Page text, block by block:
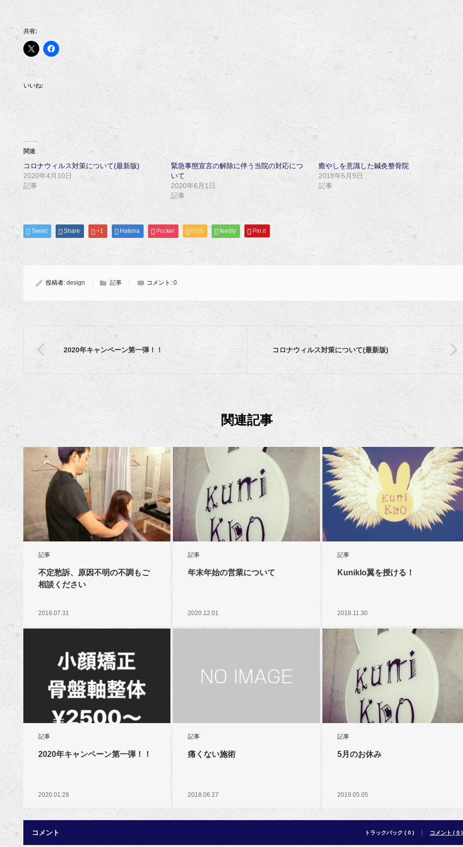
共有:
いいね:
関連
コロナウィルス対策について(最新版)
2020年4月10日
記事
緊急事態宣言の解除に伴う当院の対応につ
いて
2020年6月1日
記事
癒やしを意識した鍼灸整骨院
2018年5月9日
記事
Tweet Share +1 Hatena Pocket RSS feedly Pin it
投稿者: design 記事 コメント: 0
2020年キャンペーン第一弾！！ コロナウィルス対策について(最新版)
関連記事
記事
不定愁訴、原因不明の不調もご
相談ください
2018.07.31
記事
年末年始の営業について
2020.12.01
記事
Kuniklo翼を授ける！
2018.11.30
記事
2020年キャンペーン第一弾！！
2020.01.28
記事
痛くない施術
2018.06.27
記事
5月のお休み
2019.05.05
コメント トラックバック ( 0 ) コメント ( 0 )